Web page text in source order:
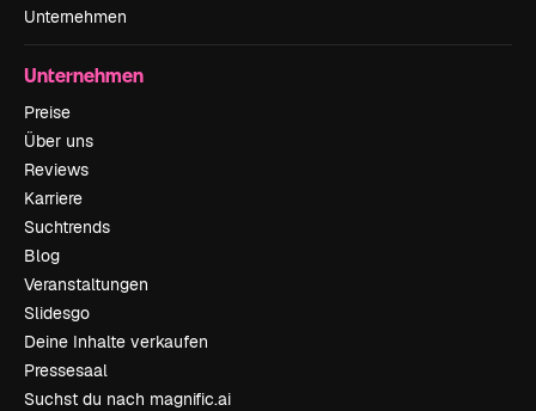
Unternehmen
Unternehmen
Preise
Über uns
Reviews
Karriere
Suchtrends
Blog
Veranstaltungen
Slidesgo
Deine Inhalte verkaufen
Pressesaal
Suchst du nach magnific.ai